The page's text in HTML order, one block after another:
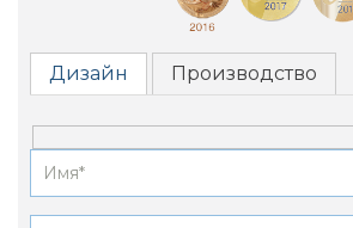
Дизайн Производство